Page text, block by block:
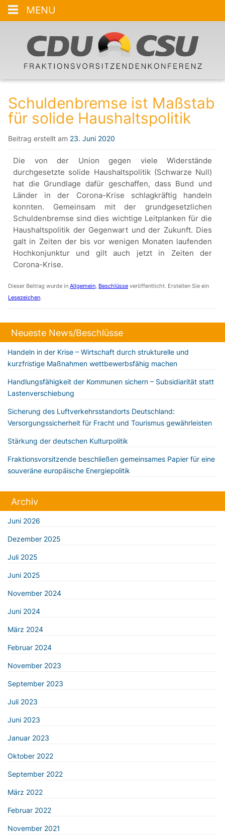
Schuldenbremse ist Maßstab
für solide Haushaltspolitik
Beitrag erstellt am 23. Juni 2020
Die von der Union gegen viele Widerstände
durchgesetzte solide Haushaltspolitik (Schwarze Null)
hat die Grundlage dafür geschaffen, dass Bund und
Länder in der Corona-Krise schlagkräftig handeln
konnten. Gemeinsam mit der grundgesetzlichen
Schuldenbremse sind dies wichtige Leitplanken für die
Haushaltspolitik der Gegenwart und der Zukunft. Dies
galt in Zeiten der bis vor wenigen Monaten laufenden
Hochkonjunktur und gilt auch jetzt in Zeiten der
Corona-Krise.
Dieser Beitrag wurde in Allgemein, Beschlüsse veröffentlicht. Erstellen Sie ein
Lesezeichen.
Neueste News/Beschlüsse
Handeln in der Krise – Wirtschaft durch strukturelle und
kurzfristige Maßnahmen wettbewerbsfähig machen
Handlungsfähigkeit der Kommunen sichern – Subsidiarität statt
Lastenverschiebung
Sicherung des Luftverkehrsstandorts Deutschland:
Versorgungssicherheit für Fracht und Tourismus gewährleisten
Stärkung der deutschen Kulturpolitik
Fraktionsvorsitzende beschließen gemeinsames Papier für eine
souveräne europäische Energiepolitik
Archiv
Juni 2026
Dezember 2025
Juli 2025
Juni 2025
November 2024
Juni 2024
März 2024
Februar 2024
November 2023
September 2023
Juli 2023
Juni 2023
Januar 2023
Oktober 2022
September 2022
März 2022
Februar 2022
November 2021
MENU